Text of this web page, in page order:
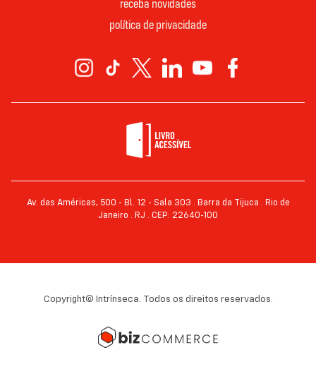
política de privacidade
Av. das Américas, 500 - Bl. 12 - Sala 303 . Barra da Tijuca . Rio de
Janeiro . RJ . CEP: 22640-100
Copyright© Intrínseca. Todos os direitos reservados.